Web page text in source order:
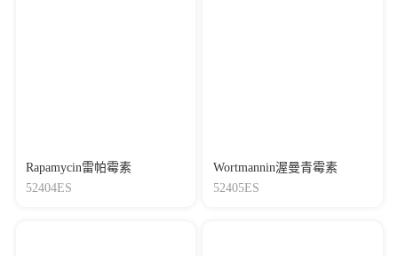
Rapamycin雷帕霉素
52404ES
Wortmannin渥曼青霉素
52405ES